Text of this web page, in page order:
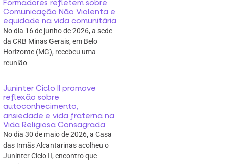
Formadores refletem sobre
Comunicação Não Violenta e
equidade na vida comunitária
No dia 16 de junho de 2026, a sede
da CRB Minas Gerais, em Belo
Horizonte (MG), recebeu uma
reunião
Juninter Ciclo II promove
reflexão sobre
autoconhecimento,
ansiedade e vida fraterna na
Vida Religiosa Consagrada
No dia 30 de maio de 2026, a Casa
das Irmãs Alcantarinas acolheu o
Juninter Ciclo II, encontro que